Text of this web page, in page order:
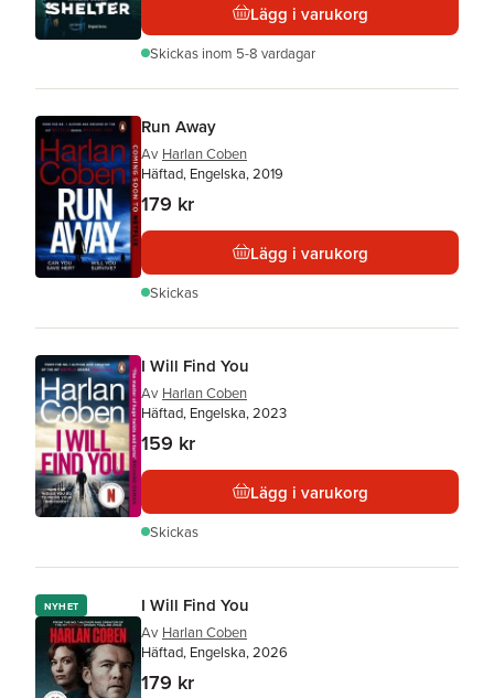
Lägg i varukorg
Skickas inom 5-8 vardagar
Run Away
Av Harlan Coben
Häftad, Engelska, 2019
179 kr
Lägg i varukorg
Skickas
I Will Find You
Av Harlan Coben
Häftad, Engelska, 2023
159 kr
Lägg i varukorg
Skickas
NYHET I Will Find You
Av Harlan Coben
Häftad, Engelska, 2026
179 kr